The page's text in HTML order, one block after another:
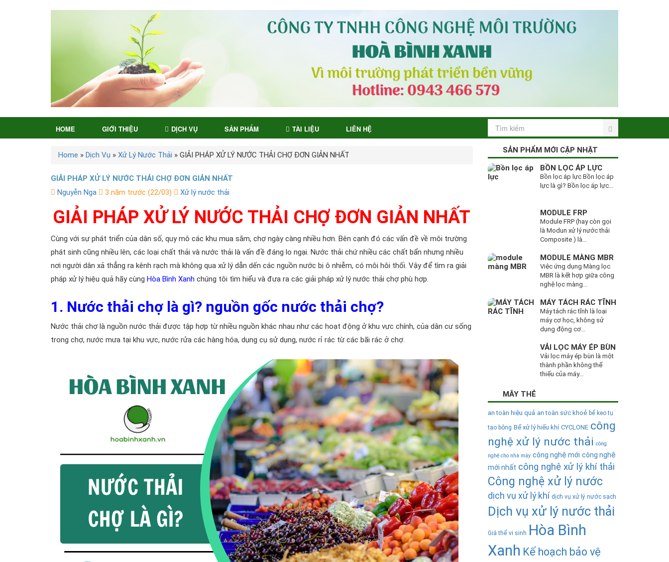
HOME GIỚI THIỆU DỊCH VỤ SẢN PHẨM TÀI LIỆU LIÊN HỆ
Home » Dịch Vụ » Xử Lý Nước Thải » GIẢI PHÁP XỬ LÝ NƯỚC THẢI CHỢ ĐƠN GIẢN NHẤT
GIẢI PHÁP XỬ LÝ NƯỚC THẢI CHỢ ĐƠN GIẢN NHẤT
Nguyễn Nga
3 năm trước (22/03) Xử lý nước thải
GIẢI PHÁP XỬ LÝ NƯỚC THẢI CHỢ ĐƠN GIẢN NHẤT
Cùng với sự phát triển của dân số, quy mô các khu mua sắm, chợ ngày càng nhiều hơn. Bên cạnh đó các vấn đề về môi trường
phát sinh cũng nhiều lên, các loại chất thải và nước thải là vấn đề đáng lo ngại. Nước thải chứ nhiều các chất bẩn nhưng nhiều
nơi người dân xả thẳng ra kênh rạch mà không qua xử lý dẫn dến các nguồn nước bị ô nhiễm, có môi hôi thối. Vậy để tìm ra giải
pháp xử lý hiệu quả hãy cùng Hòa Bình Xanh chúng tôi tìm hiểu và đưa ra các giải pháp xử lý nước thải chợ phù hợp.
1. Nước thải chợ là gì? nguồn gốc nước thải chợ?
Nước thải chợ là nguồn nước thải được tập hợp từ nhiều nguồn khác nhau như các hoạt động ở khu vực chính, của dân cư sống
trong chợ, nước mưa tại khu vực, nước rửa các hàng hóa, dụng cụ sử dụng, nước rỉ rác từ các bãi rác ở chợ.
SẢN PHẨM MỚI CẬP NHẬT
BỒN LỌC ÁP LỰC
Bồn lọc áp lực Bồn lọc áp
lực là gì? Bồn lọc áp lực...
MODULE FRP
Module FRP (hay còn gọi
là Modun xử lý nước thải
Composite ) là...
MODULE MÀNG MBR
Việc ứng dụng Màng lọc
MBR là kết hợp giữa công
nghệ lọc màng...
MÁY TÁCH RÁC TĨNH
Máy tách rác tĩnh là loại
máy cơ học, không sử
dụng động cơ...
VẢI LỌC MÁY ÉP BÙN
Vải lọc máy ép bùn là một
thành phần không thể
thiếu của máy...
MÂY THẺ
an toàn hiệu quả an toàn sức khoẻ bể keo tụ
tạo bông Bể xử lý hiếu khí CYCLONE công
nghệ xử lý nước thải công
nghệ cho nhà máy công nghệ mới công nghệ
mới nhất công nghệ xử lý khí thải
Công nghệ xử lý nước
dịch vụ xử lý khí dịch vụ xử lý nước sạch
Dịch vụ xử lý nước thải
Giá thể vi sinh Hòa Bình
Xanh Kế hoạch bảo vệ